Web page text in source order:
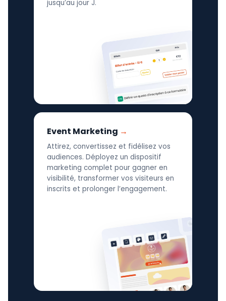
jusqu’au jour J.
Event Marketing
Attirez, convertissez et fidélisez vos
audiences. Déployez un dispositif
marketing complet pour gagner en
visibilité, transformer vos visiteurs en
inscrits et prolonger l’engagement.